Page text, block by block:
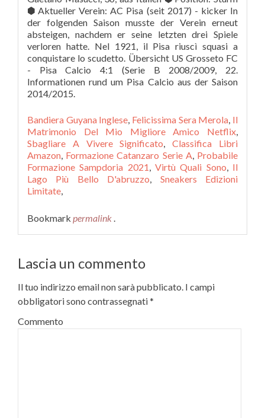
Bandiera Guyana Inglese, Felicissima Sera Merola, Il
Matrimonio Del Mio Migliore Amico Netflix,
Sbagliare A Vivere Significato,Classifica Libri
Amazon, Formazione Catanzaro Serie A, Probabile
Formazione Sampdoria 2021,Virtù Quali Sono, Il
Lago Più Bello D'abruzzo, Sneakers Edizioni
Limitate,
Bookmark permalink .
Lascia un commento
Il tuo indirizzo email non sarà pubblicato. I campi
obbligatori sono contrassegnati*
Commento